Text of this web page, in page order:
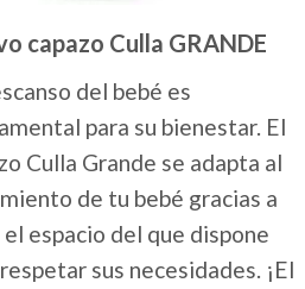
capazo Culla GRANDE
del bebé es
para su bienestar. El
Culla Grande se adapta al
de tu bebé gracias a
espacio del que dispone
sus necesidades. ¡El